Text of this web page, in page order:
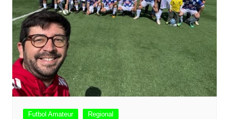
Futbol Amateur Regional